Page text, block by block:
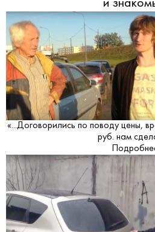
и
«...Договорились по поводу цены,
руб. нам